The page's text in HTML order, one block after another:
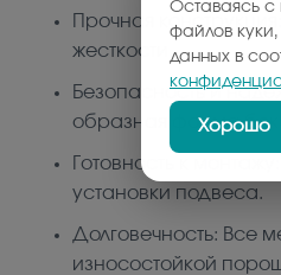
Прочная
жесткости.
Безопасность и
образная форма
Готовность к
установки подвеса.
Долговечность: Все
износостойкой
Оставаясь с
файлов
данных в
Хорошо